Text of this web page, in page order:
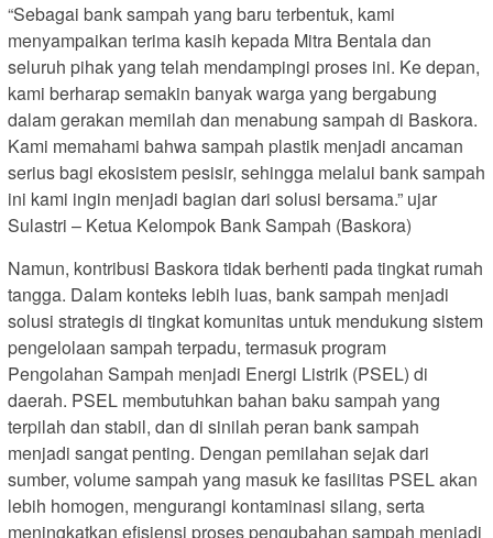
“Sebagai bank sampah yang baru terbentuk, kami
menyampaikan terima kasih kepada Mitra Bentala dan
seluruh pihak yang telah mendampingi proses ini. Ke depan,
kami berharap semakin banyak warga yang bergabung
dalam gerakan memilah dan menabung sampah di Baskora.
Kami memahami bahwa sampah plastik menjadi ancaman
serius bagi ekosistem pesisir, sehingga melalui bank sampah
ini kami ingin menjadi bagian dari solusi bersama.” ujar
Sulastri – Ketua Kelompok Bank Sampah (Baskora)
Namun, kontribusi Baskora tidak berhenti pada tingkat rumah
tangga. Dalam konteks lebih luas, bank sampah menjadi
solusi strategis di tingkat komunitas untuk mendukung sistem
pengelolaan sampah terpadu, termasuk program
Pengolahan Sampah menjadi Energi Listrik (PSEL) di
daerah. PSEL membutuhkan bahan baku sampah yang
terpilah dan stabil, dan di sinilah peran bank sampah
menjadi sangat penting. Dengan pemilahan sejak dari
sumber, volume sampah yang masuk ke fasilitas PSEL akan
lebih homogen, mengurangi kontaminasi silang, serta
meningkatkan efisiensi proses pengubahan sampah menjadi